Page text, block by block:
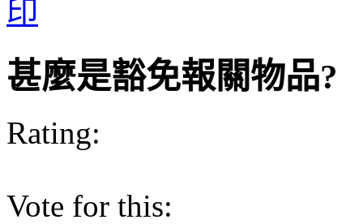
甚麼是豁免報關物品?
Rating:
Vote for this: